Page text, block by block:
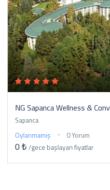
NG Sapanca Wellness &
Sapanca
Oylanmamış 0 Yorum
0 ₺/gece başlayan fiyatlar